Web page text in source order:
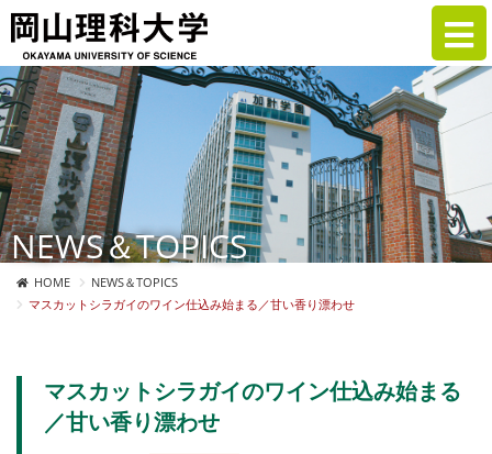
NEWS＆TOPICS
HOME
NEWS＆TOPICS
マスカットシラガイのワイン仕込み始まる／甘い香り漂わせ
マスカットシラガイのワイン仕込み始まる
／甘い香り漂わせ